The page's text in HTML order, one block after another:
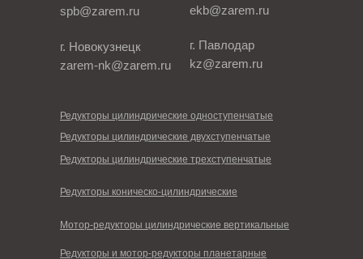
Редукторы цилиндрические одноступенчатые
Редукторы цилиндрические двухступенчатые
Редукторы цилиндрические трехступенчатые
Редукторы коническо-цилиндрические
Мотор-редукторы цилиндрические вертикальные
Редукторы и мотор-редукторы планетарные
spb@zarem.ru
ekb@zarem.ru
г. Новокузнецк
zarem-nk@zarem.ru
г. Павлодар
kz@zarem.ru